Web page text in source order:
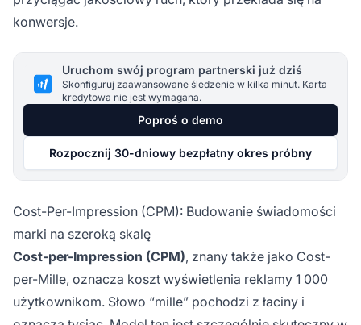
konwersje.
Uruchom swój program partnerski już dziś
Skonfiguruj zaawansowane śledzenie w kilka minut. Karta
kredytowa nie jest wymagana.
Poproś o demo
Rozpocznij 30-dniowy bezpłatny okres próbny
Cost-Per-Impression (CPM): Budowanie świadomości
marki na szeroką skalę
Cost-per-Impression (CPM), znany także jako Cost-
per-Mille, oznacza koszt wyświetlenia reklamy 1 000
użytkownikom. Słowo “mille” pochodzi z łaciny i